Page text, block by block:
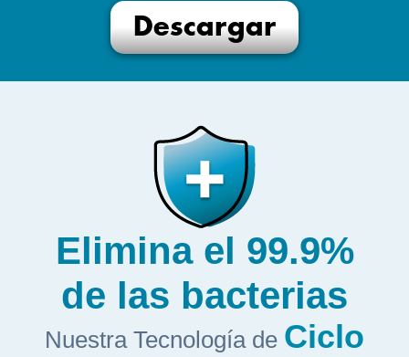
Descargar
Elimina el 99.9%
de las bacterias
Nuestra Tecnología de Ciclo